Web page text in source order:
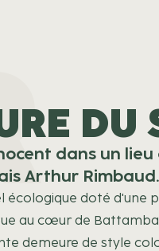
DU
dans un lieu
Arthur Rimbaud.
écologique doté d'une
au cœur de
demeure de style